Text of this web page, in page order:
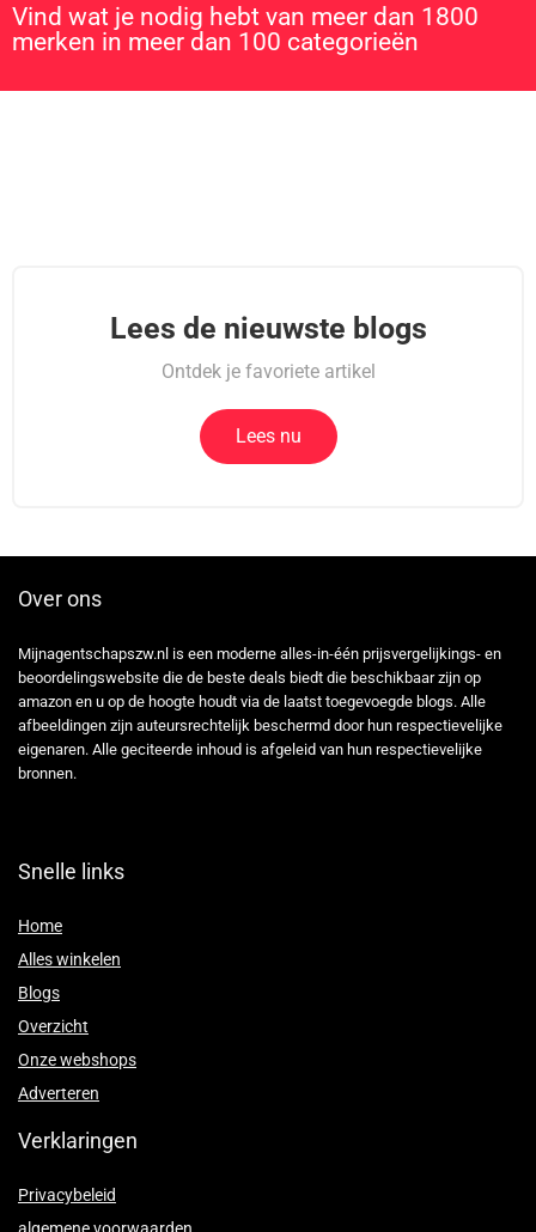
Vind wat je nodig hebt van meer dan 1800
merken in meer dan 100 categorieën
Lees de nieuwste blogs
Ontdek je favoriete artikel
Lees nu
Over ons
Mijnagentschapszw.nl is een moderne alles-in-één prijsvergelijkings- en
beoordelingswebsite die de beste deals biedt die beschikbaar zijn op
amazon en u op de hoogte houdt via de laatst toegevoegde blogs. Alle
afbeeldingen zijn auteursrechtelijk beschermd door hun respectievelijke
eigenaren. Alle geciteerde inhoud is afgeleid van hun respectievelijke
bronnen.
Snelle links
Home
Alles winkelen
Blogs
Overzicht
Onze webshops
Adverteren
Verklaringen
Privacybeleid